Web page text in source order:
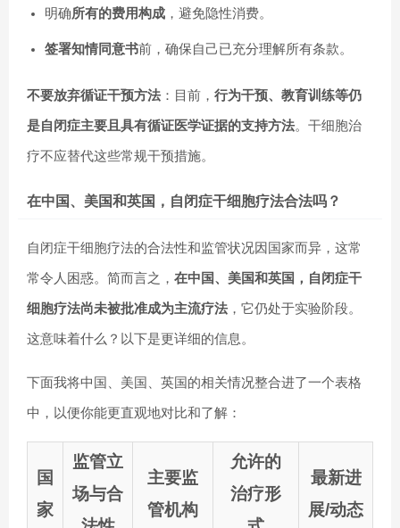
明确所有的费用构成 ，避免隐性消费。
签署知情同意书前，确保自己已充分理解所有条款。
不要放弃循证干预方法 ：目前， 行为干预、教育训练等仍
是自闭症主要且具有循证医学证据的支持方法。干细胞治
疗不应替代这些常规干预措施。
在中国、美国和英国，自闭症干细胞疗法合法吗？
自闭症干细胞疗法的合法性和监管状况因国家而异，这常
常令人困惑。简而言之， 在中国、美国和英国，自闭症干
细胞疗法尚未被批准成为主流疗法 ，它仍处于实验阶段。
这意味着什么？以下是更详细的信息。
下面我将中国、美国、英国的相关情况整合进了一个表格
中，以便你能更直观地对比和了解：
国
家
监管立
场与合
主要监
管机构
允许的
治疗形
最新进
展/动态